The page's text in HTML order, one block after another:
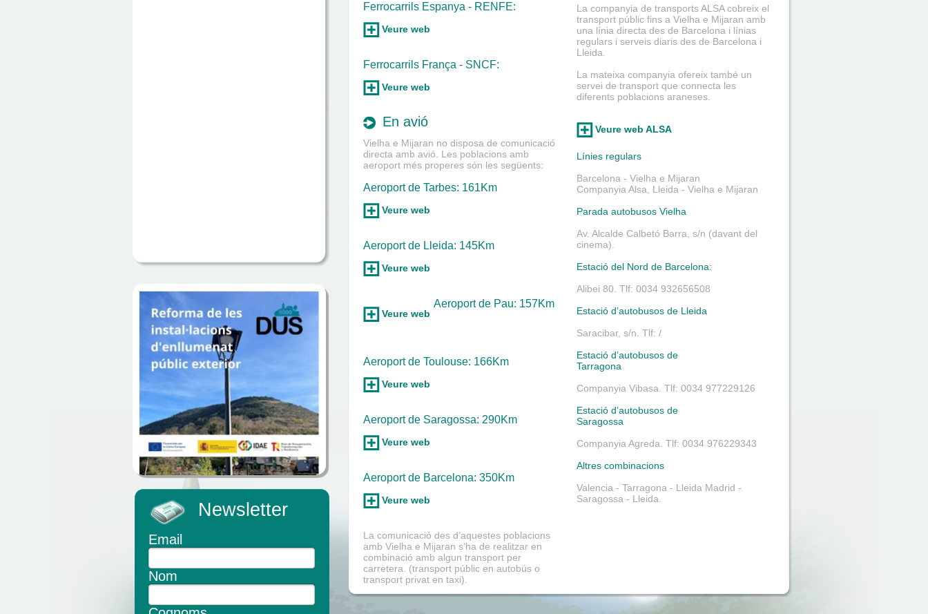
Newsletter
Email
Nom
Ferrocarrils Espanya - RENFE:
Veure web
Ferrocarrils França - SNCF:
Veure web
En avió
Vielha e Mijaran no disposa de comunicació
directa amb avió. Les poblacions amb
aeroport més properes són les següents:
Aeroport de Tarbes: 161Km
Veure web
Aeroport de Lleida: 145Km
Veure web
Aeroport de Pau: 157Km
Veure web
Aeroport de Toulouse: 166Km
Veure web
Aeroport de Saragossa: 290Km
Veure web
Aeroport de Barcelona: 350Km
Veure web
La comunicació des d’aquestes poblacions
amb Vielha e Mijaran s’ha de realitzar en
combinació amb algun transport per
carretera. (transport públic en autobús o
transport privat en taxi).
La companyia de transports ALSA cobreix el
transport públic fins a Vielha e Mijaran amb
una línia directa des de Barcelona i línias
regulars i serveis diaris des de Barcelona i
Lleida.
La mateixa companyia ofereix també un
servei de transport que connecta les
diferents poblacions araneses.
Veure web ALSA
Línies regulars
Barcelona - Vielha e Mijaran
Companyia Alsa, Lleida - Vielha e Mijaran
Parada autobusos Vielha
Av. Alcalde Calbetó Barra, s/n (davant del
cinema).
Estació del Nord de Barcelona:
Alibei 80. Tlf: 0034 932656508
Estació d’autobusos de Lleida
Saracibar, s/n. Tlf: /
Estació d’autobusos de
Tarragona
Companyia Vibasa. Tlf: 0034 977229126
Estació d’autobusos de
Saragossa
Companyia Agreda. Tlf: 0034 976229343
Altres combinacions
Valencia - Tarragona - Lleida Madrid -
Saragossa - Lleida.